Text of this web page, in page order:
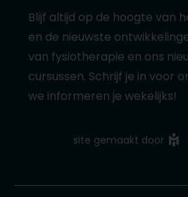
Blijf altijd op de hoogte van
en de nieuwste
van fysiotherapie en ons
cursussen. Schrijf je in voor
we informeren je wekelijks!
site gemaakt door